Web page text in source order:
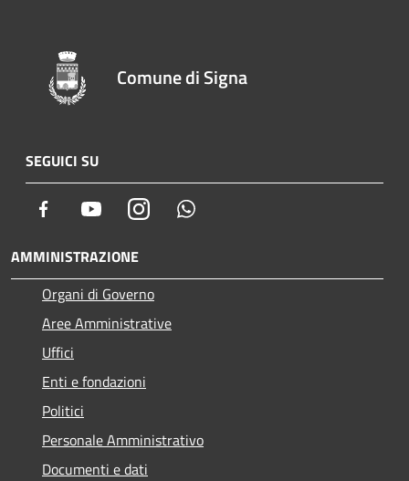
Comune di Signa
SEGUICI SU
Facebook YoutubeInstagram
AMMINISTRAZIONE
Organi di Governo
Aree Amministrative
Uffici
Enti e fondazioni
Politici
Personale Amministrativo
Documenti e dati